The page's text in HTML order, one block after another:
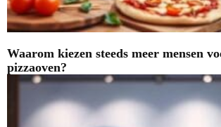
Waarom kiezen steeds meer mensen
pizzaoven?